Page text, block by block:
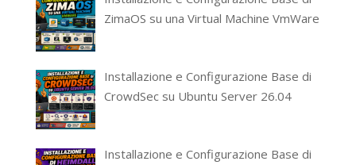
ZimaOS su una Virtual Machine VmWare
Installazione e Configurazione Base di
CrowdSec su Ubuntu Server 26.04
Installazione e Configurazione Base di